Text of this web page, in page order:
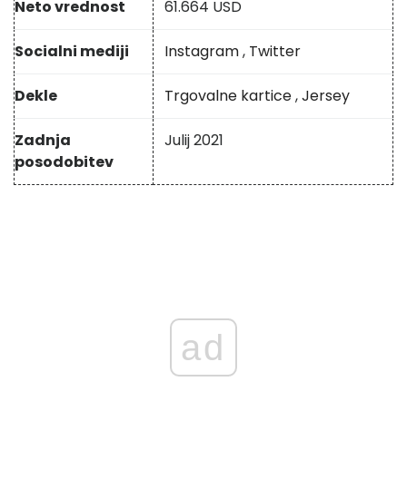
Neto vrednost 61.664 USD
Socialni mediji Instagram, Twitter
Dekle Trgovalne kartice,Jersey
Zadnja
posodobitev
Julij 2021
ad